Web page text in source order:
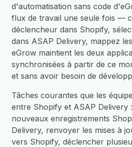
d'automatisation sans code
flux de travail une seule fois —
déclencheur dans Shopify,
dans ASAP Delivery, mappez
eGrow maintient les deux
synchronisées à partir de ce
et sans avoir besoin de
Tâches courantes que les
entre Shopify et ASAP Delivery
nouveaux enregistrements
Delivery, renvoyer les mises à
vers Shopify, déclencher